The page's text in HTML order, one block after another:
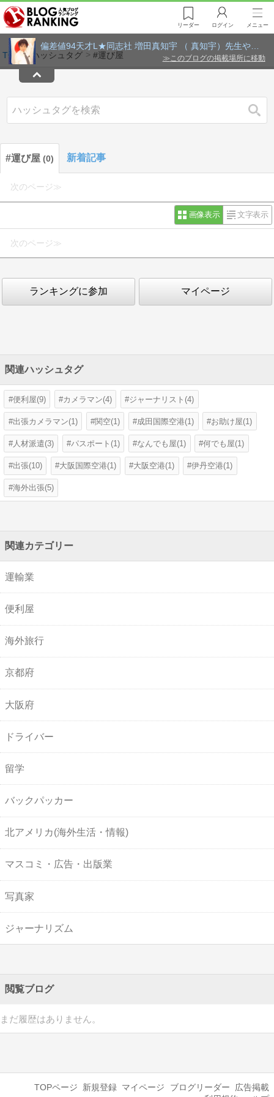
リーダー ログイン メニュー
≫ このブログの掲載場所に移動
TOP ハッシュタグ #運び屋
検索
#運び屋 0 新着記事
次のページ≫
画像表示 文字表示
次のページ≫
ランキングに参加 マイページ
関連ハッシュタグ
便利屋(9) カメラマン(4) ジャーナリスト(4)
出張カメラマン(1) 関空(1) 成田国際空港(1) お助け屋(1)
人材派遣(3) パスポート(1) なんでも屋(1) 何でも屋(1)
出張(10) 大阪国際空港(1) 大阪空港(1) 伊丹空港(1)
海外出張(5)
関連カテゴリー
運輸業
便利屋
海外旅行
京都府
大阪府
ドライバー
留学
バックパッカー
北アメリカ(海外生活・情報)
マスコミ・広告・出版業
写真家
ジャーナリズム
閲覧ブログ
まだ履歴はありません。
TOPページ 新規登録 マイページ ブログリーダー
広告掲載